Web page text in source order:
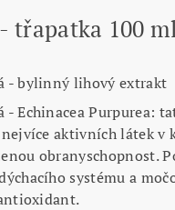
třapatka 100 ml
- bylinný lihový extrakt
- Echinacea Purpurea:
aktivních látek v
obranyschopnost.
systému a